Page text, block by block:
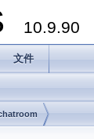
10.9.90
文件